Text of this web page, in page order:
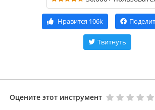
Нравится 106k
Твитнуть
Оцените этот инструмент